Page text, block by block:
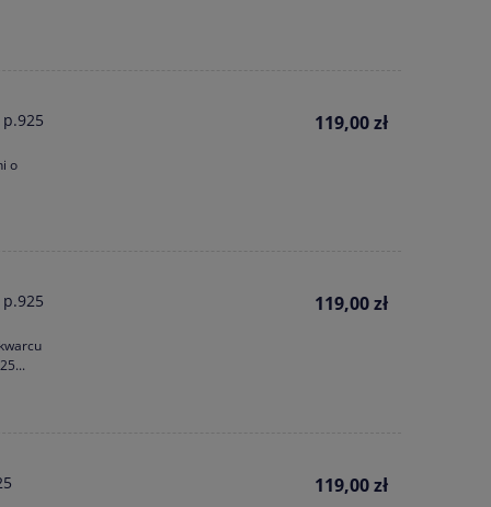
o
119,00 zł
119,00 zł
119,00 zł